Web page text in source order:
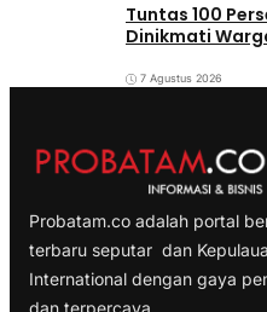
Tuntas 100
Dinikmati
7 Agustus 2026
Probatam.co adalah portal
terbaru seputar dan
International dengan gaya
dan terpercaya